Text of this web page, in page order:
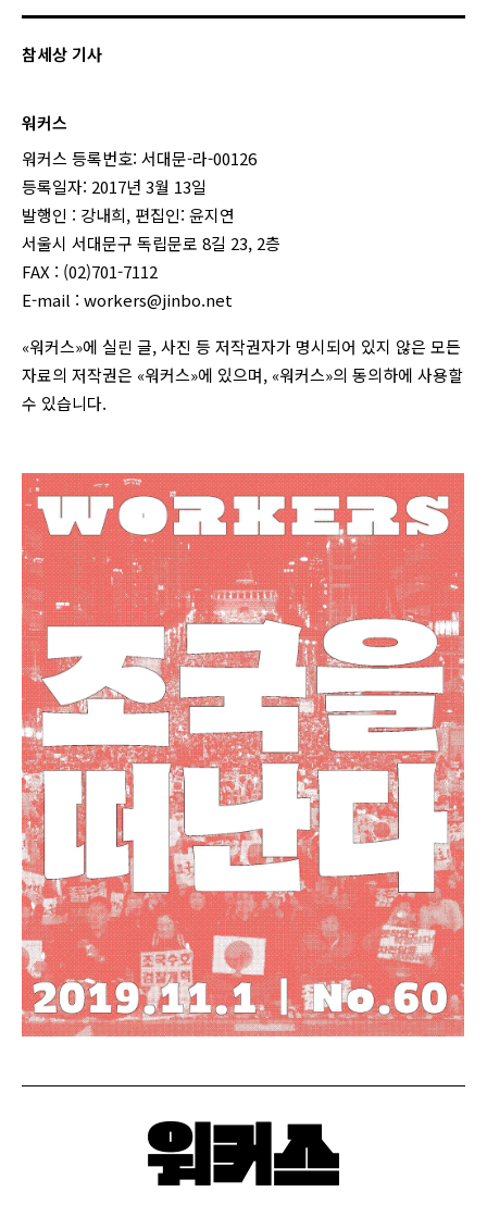
참세상 기사
워커스
워커스 등록번호: 서대문-라-00126
등록일자: 2017년 3월 13일
발행인 : 강내희, 편집인: 윤지연
서울시 서대문구 독립문로 8길 23, 2층
FAX : (02)701-7112
E-mail : workers@jinbo.net
«워커스»에 실린 글, 사진 등 저작권자가 명시되어 있지 않은 모든
자료의 저작권은 «워커스»에 있으며, «워커스»의 동의하에 사용할
수 있습니다.